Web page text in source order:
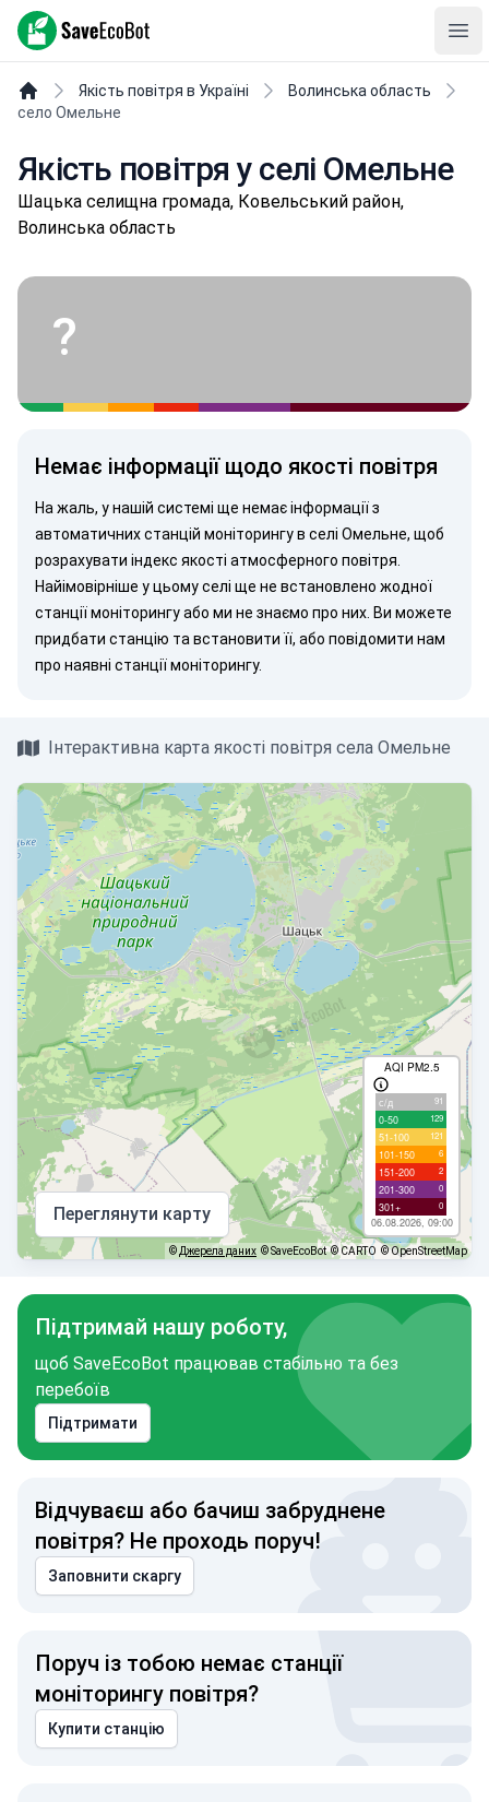
SaveEcoBot
Якість повітря в Україні
Волинська область
село Омельне
Якість повітря у селі Омельне
Шaцькa селищнa громада, Ковельський район,
Волинська область
?
Немає інформації щодо якості повітря
На жаль, у нашій системі ще немає інформації з
автоматичних станцій моніторингу в селі Омельне, щоб
розрахувати індекс якості атмосферного повітря.
Найімовірніше у цьому селі ще не встановлено жодної
станції моніторингу або ми не знаємо про них. Ви можете
придбати станцію та встановити її, або повідомити нам
про наявні станції моніторингу.
Інтерактивна карта якості повітря села Омельне
AQI PM2.5
с/д 91
0-50 129
51-100 121
101-150 6
151-200 2
201-300 0
301+ 0
06.08.2026, 09:00
Переглянути карту
© Джерела даних © SaveEcoBot © CARTO © OpenStreetMap
Підтримай нашу роботу,
щоб SaveEcoBot працював стабільно та без
перебоїв
Підтримати
Відчуваєш або бачиш забруднене
повітря? Не проходь поруч!
Заповнити скаргу
Поруч із тобою немає станції
моніторингу повітря?
Купити станцію